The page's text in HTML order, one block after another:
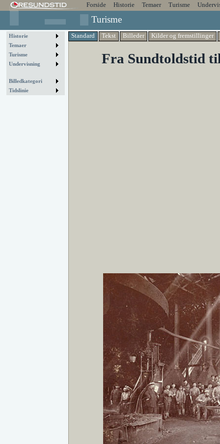
Forside Historie Temaer Turisme
Turisme
Historie
Temaer
Turisme
Undervisning
Billedkategori
Tidslinie
Standard Tekst Billeder Kilder og fremstillinger
Fra Sundtoldstid